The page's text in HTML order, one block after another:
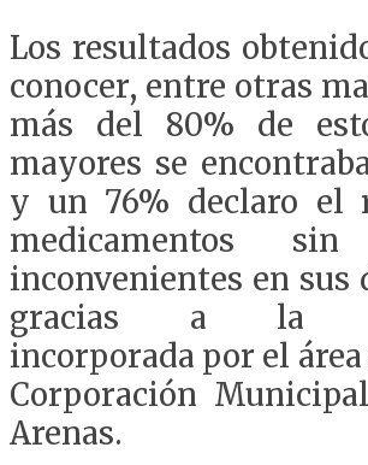
Los resultados
conocer, entre otras
más del 80% de
mayores se
y un 76% declaro el
medicamentos sin
inconvenientes en sus
gracias a la
incorporada por el área
Corporación
Arenas.